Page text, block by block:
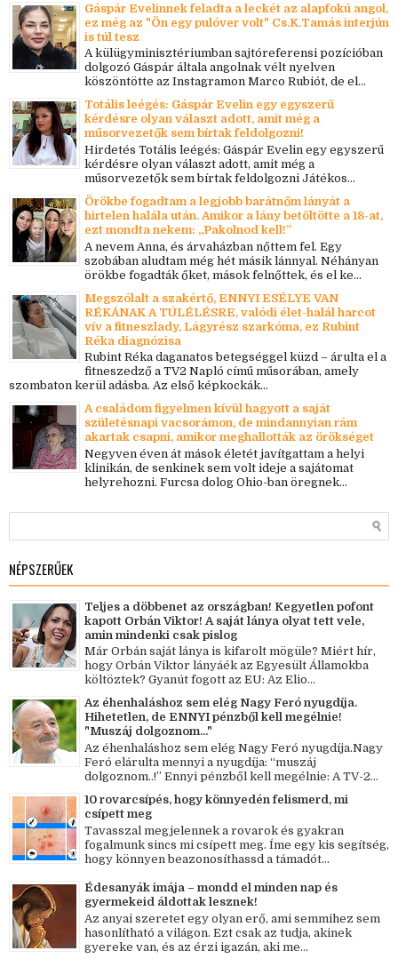
Gáspár Evelinnek feladta a leckét az alapfokú angol,
ez még az "Ön egy pulóver volt" Cs.K.Tamás interjún
is túl tesz
A külügyminisztériumban sajtóreferensi pozícióban
dolgozó Gáspár általa angolnak vélt nyelven
köszöntötte az Instagramon Marco Rubiót, de el...
Totális leégés: Gáspár Evelin egy egyszerű
kérdésre olyan választ adott, amit még a
műsorvezetők sem bírtak feldolgozni!
Hirdetés Totális leégés: Gáspár Evelin egy egyszerű
kérdésre olyan választ adott, amit még a
műsorvezetők sem bírtak feldolgozni Játékos...
Örökbe fogadtam a legjobb barátnőm lányát a
hirtelen halála után. Amikor a lány betöltötte a 18-at,
ezt mondta nekem: „Pakolnod kell!”
A nevem Anna, és árvaházban nőttem fel. Egy
szobában aludtam még hét másik lánnyal. Néhányan
örökbe fogadták őket, mások felnőttek, és el ke...
Megszólalt a szakértő, ENNYI ESÉLYE VAN
RÉKÁNAK A TÚLÉLÉSRE, valódi élet-halál harcot
vív a fitneszlady, Lágyrész szarkóma, ez Rubint
Réka diagnózisa
Rubint Réka daganatos betegséggel küzd – árulta el a
fitneszedző a TV2 Napló című műsorában, amely
szombaton kerül adásba. Az első képkockák...
A családom figyelmen kívül hagyott a saját
születésnapi vacsorámon, de mindannyian rám
akartak csapni, amikor meghallották az örökséget
Negyven éven át mások életét javítgattam a helyi
klinikán, de senkinek sem volt ideje a sajátomat
helyrehozni. Furcsa dolog Ohio-ban öregnek...
NÉPSZERŰEK
Teljes a döbbenet az országban! Kegyetlen pofont
kapott Orbán Viktor! A saját lánya olyat tett vele,
amin mindenki csak pislog
Már Orbán saját lánya is kifarolt mögüle? Miért hír,
hogy Orbán Viktor lányáék az Egyesült Államokba
költöztek? Gyanút fogott az EU: Az Elio...
Az éhenhaláshoz sem elég Nagy Feró nyugdíja.
Hihetetlen, de ENNYI pénzből kell megélnie!
"Muszáj dolgoznom..."
Az éhenhaláshoz sem elég Nagy Feró nyugdíja.Nagy
Feró elárulta mennyi a nyugdíja: “muszáj
dolgoznom..!” Ennyi pénzből kell megélnie: A TV-2...
10 rovarcsípés, hogy könnyedén felismerd, mi
csípett meg
Tavasszal megjelennek a rovarok és gyakran
fogalmunk sincs mi csípett meg. Íme egy kis segítség,
hogy könnyen beazonosíthassd a támadót...
Édesanyák imája – mondd el minden nap és
gyermekeid áldottak lesznek!
Az anyai szeretet egy olyan erő, ami semmihez sem
hasonlítható a világon. Ezt csak az tudja, akinek
gyereke van, és az érzi igazán, aki me...